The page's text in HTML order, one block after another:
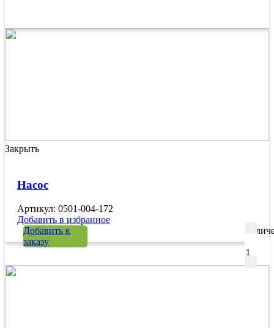
Закрыть
Насос
Артикул: 0501-004-172
Добавить в избранное
Добавить к
заказу